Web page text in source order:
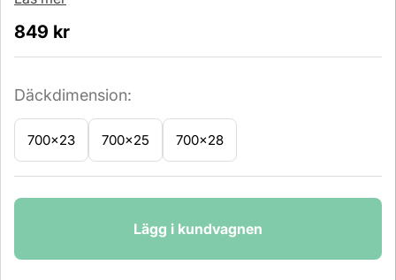
849 kr
Däckdimension:
700x23 700x25 700x28
Lägg i kundvagnen